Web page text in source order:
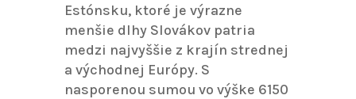
Estónsku, ktoré je výrazne
menšie dlhy Slovákov patria
medzi najvyššie z krajín strednej
a východnej Európy. S
nasporenou sumou vo výške 6150